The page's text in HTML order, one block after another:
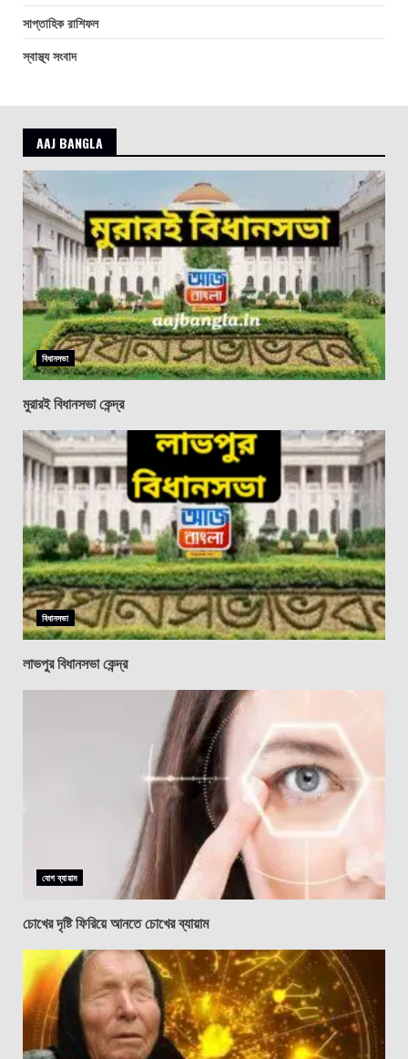
সাপ্তাহিক রাশিফল
স্বাস্থ্য সংবাদ
AAJ BANGLA
বিধানসভা
মুরারই বিধানসভা কেন্দ্র
বিধানসভা
লাভপুর বিধানসভা কেন্দ্র
যোগ ব্যায়াম
চোখের দৃষ্টি ফিরিয়ে আনতে চোখের ব্যায়াম